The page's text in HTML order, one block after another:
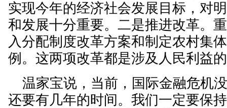
实现今年的经济社会发展目标，对
和发展十分重要。二是推进改革。
入分配制度改革方案和制定农村集
例。这两项改革都是涉及人民利益
温家宝说，当前，国际金融危机
还要有几年的时间。我们一定要保